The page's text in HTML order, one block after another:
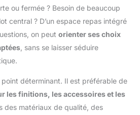
ou fermée ? Besoin de beaucoup
central ? D’un espace repas intégré
on peut orienter ses choix
, sans se laisser séduire
déterminant. Il est préférable de
les finitions, les accessoires et les
des matériaux de qualité, des